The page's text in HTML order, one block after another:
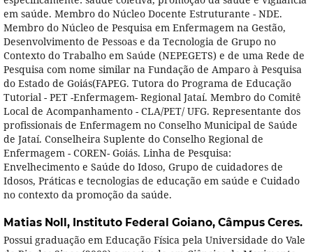
em saúde. Membro do Núcleo Docente Estruturante - NDE.
Membro do Núcleo de Pesquisa em Enfermagem na Gestão,
Desenvolvimento de Pessoas e da Tecnologia de Grupo no
Contexto do Trabalho em Saúde (NEPEGETS) e de uma Rede de
Pesquisa com nome similar na Fundação de Amparo à Pesquisa
do Estado de Goiás(FAPEG. Tutora do Programa de Educação
Tutorial - PET -Enfermagem- Regional Jataí. Membro do Comitê
Local de Acompanhamento - CLA/PET/ UFG. Representante dos
profissionais de Enfermagem no Conselho Municipal de Saúde
de Jataí. Conselheira Suplente do Conselho Regional de
Enfermagem - COREN- Goiás. Linha de Pesquisa:
Envelhecimento e Saúde do Idoso, Grupo de cuidadores de
Idosos, Práticas e tecnologias de educação em saúde e Cuidado
no contexto da promoção da saúde.
Matias Noll, Instituto Federal Goiano, Câmpus Ceres.
Possui graduação em Educação Física pela Universidade do Vale